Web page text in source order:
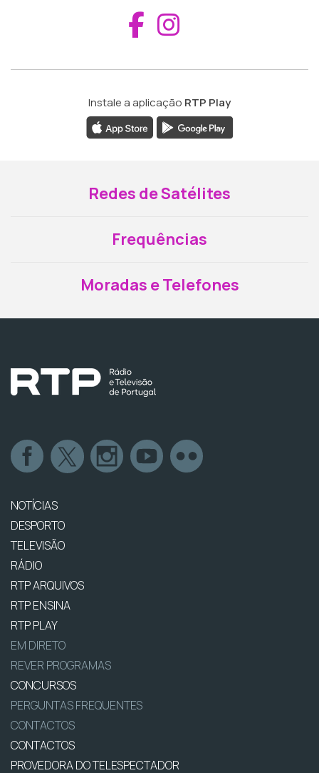
Aceder ao
Instale a aplicação RTP Play
Redes de Satélites
Frequências
Moradas e Telefones
NOTÍCIAS
DESPORTO
TELEVISÃO
RÁDIO
RTP ARQUIVOS
RTP ENSINA
RTP PLAY
EM DIRETO
REVER PROGRAMAS
CONCURSOS
PERGUNTAS FREQUENTES
CONTACTOS
CONTACTOS
PROVEDORA DO TELESPECTADOR